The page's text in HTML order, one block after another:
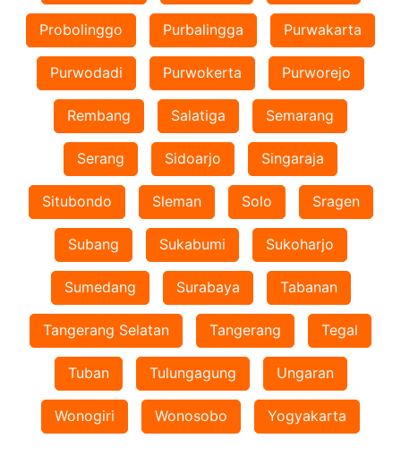
Probolinggo Purbalingga Purwakarta
Purwodadi Purwokerta Purworejo
Rembang Salatiga Semarang
Serang Sidoarjo Singaraja
Situbondo Sleman Solo Sragen
Subang Sukabumi Sukoharjo
Sumedang Surabaya Tabanan
Tangerang Selatan Tangerang Tegal
Tuban Tulungagung Ungaran
Wonogiri Wonosobo Yogyakarta